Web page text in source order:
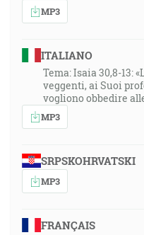
MP3
ITALIANO
Tema: Isaia 30,8-13:
veggenti, ai Suoi
vogliono obbedire
MP3
SRPSKOHRVATSKI
MP3
FRANÇAIS